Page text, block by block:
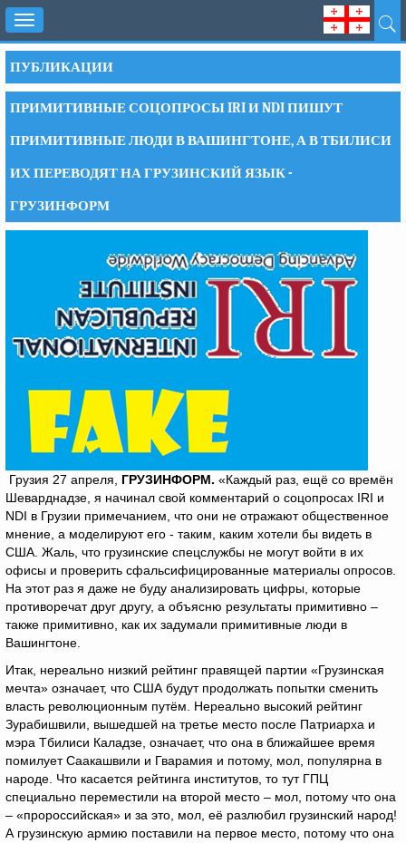
Toggle
navigation
ПУБЛИКАЦИИ
ПРИМИТИВНЫЕ СОЦОПРОСЫ IRI И NDI ПИШУТ
ПРИМИТИВНЫЕ ЛЮДИ В ВАШИНГТОНЕ, А В ТБИЛИСИ
ИХ ПЕРЕВОДЯТ НА ГРУЗИНСКИЙ ЯЗЫК -
ГРУЗИНФОРМ
Грузия 27 апреля, ГРУЗИНФОРМ. «Каждый раз, ещё со времён
Шеварднадзе, я начинал свой комментарий о соцопросах IRI и
NDI в Грузии примечанием, что они не отражают общественное
мнение, а моделируют его - таким, каким хотели бы видеть в
США. Жаль, что грузинские спецслужбы не могут войти в их
офисы и проверить сфальсифицированные материалы опросов.
На этот раз я даже не буду анализировать цифры, которые
противоречат друг другу, а объясню результаты примитивно –
также примитивно, как их задумали примитивные люди в
Вашингтоне.
Итак, нереально низкий рейтинг правящей партии «Грузинская
мечта» означает, что США будут продолжать попытки сменить
власть революционным путём. Нереально высокий рейтинг
Зурабишвили, вышедшей на третье место после Патриарха и
мэра Тбилиси Каладзе, означает, что она в ближайшее время
помилует Саакашвили и Гварамия и потому, мол, популярна в
народе. Что касается рейтинга институтов, то тут ГПЦ
специально переместили на второй место – мол, потому что она
– «пророссийская» и за это, мол, её разлюбил грузинский народ!
А грузинскую армию поставили на первое место, потому что она